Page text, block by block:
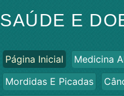
SAÚDE E
Página Inicial
Medicina
Mordidas E Picadas